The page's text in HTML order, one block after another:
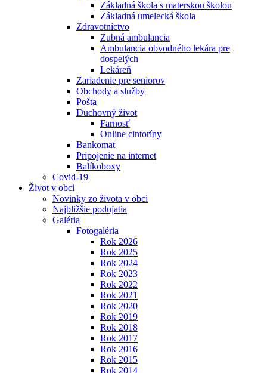
Základná škola s materskou školou
Základná umelecká škola
Zdravotníctvo
Zubná ambulancia
Ambulancia obvodného lekára pre
dospelých
Lekáreň
Zariadenie pre seniorov
Obchody a služby
Pošta
Duchovný život
Farnosť
Online cintoríny
Bankomat
Pripojenie na internet
Balíkoboxy
Covid-19
Život v obci
Novinky zo života v obci
Najbližšie podujatia
Galéria
Fotogaléria
Rok 2026
Rok 2025
Rok 2024
Rok 2023
Rok 2022
Rok 2021
Rok 2020
Rok 2019
Rok 2018
Rok 2017
Rok 2016
Rok 2015
Rok 2014